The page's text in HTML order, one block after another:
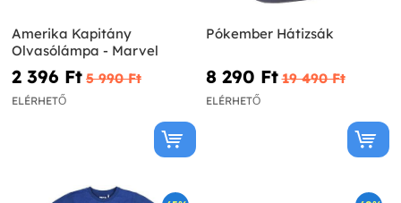
Amerika Kapitány
Olvasólámpa - Marvel
2 396 Ft‎ 5 990 Ft‎
ELÉRHETŐ
Pókember Hátizsák
8 290 Ft‎ 19 490 Ft‎
ELÉRHETŐ